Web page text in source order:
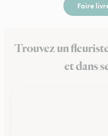
Faire
Trouvez un
et dans